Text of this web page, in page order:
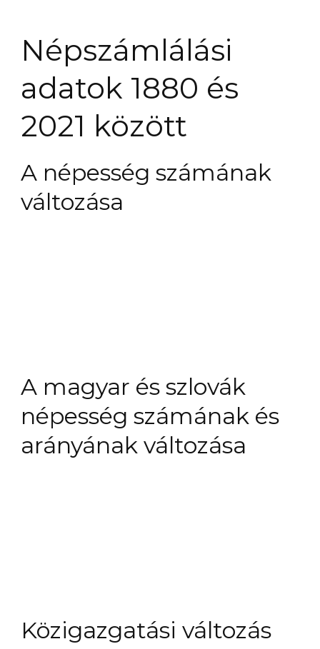
Népszámlálási
adatok 1880 és
2021 között
A népesség számának
változása
A magyar és szlovák
népesség számának és
arányának változása
Közigazgatási változás